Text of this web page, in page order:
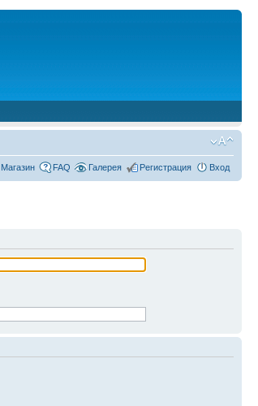
Магазин FAQ Галерея Регистрация Вход